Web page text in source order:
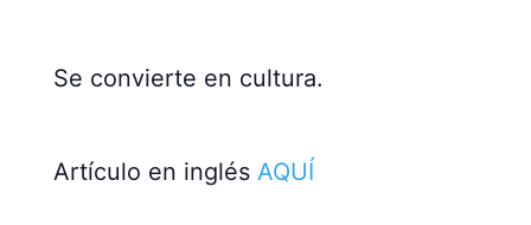
Se convierte en cultura.
Artículo en inglés AQUÍ